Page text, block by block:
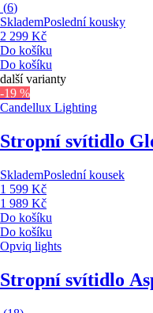
(6)
SklademPoslední kousky
2 299 Kč
Do košíku
Do košíku
další varianty
-19 %
Candellux Lighting
Stropní svítidlo
SklademPoslední kousek
1 599 Kč
1 989 Kč
Do košíku
Do košíku
Opviq lights
Stropní svítidlo